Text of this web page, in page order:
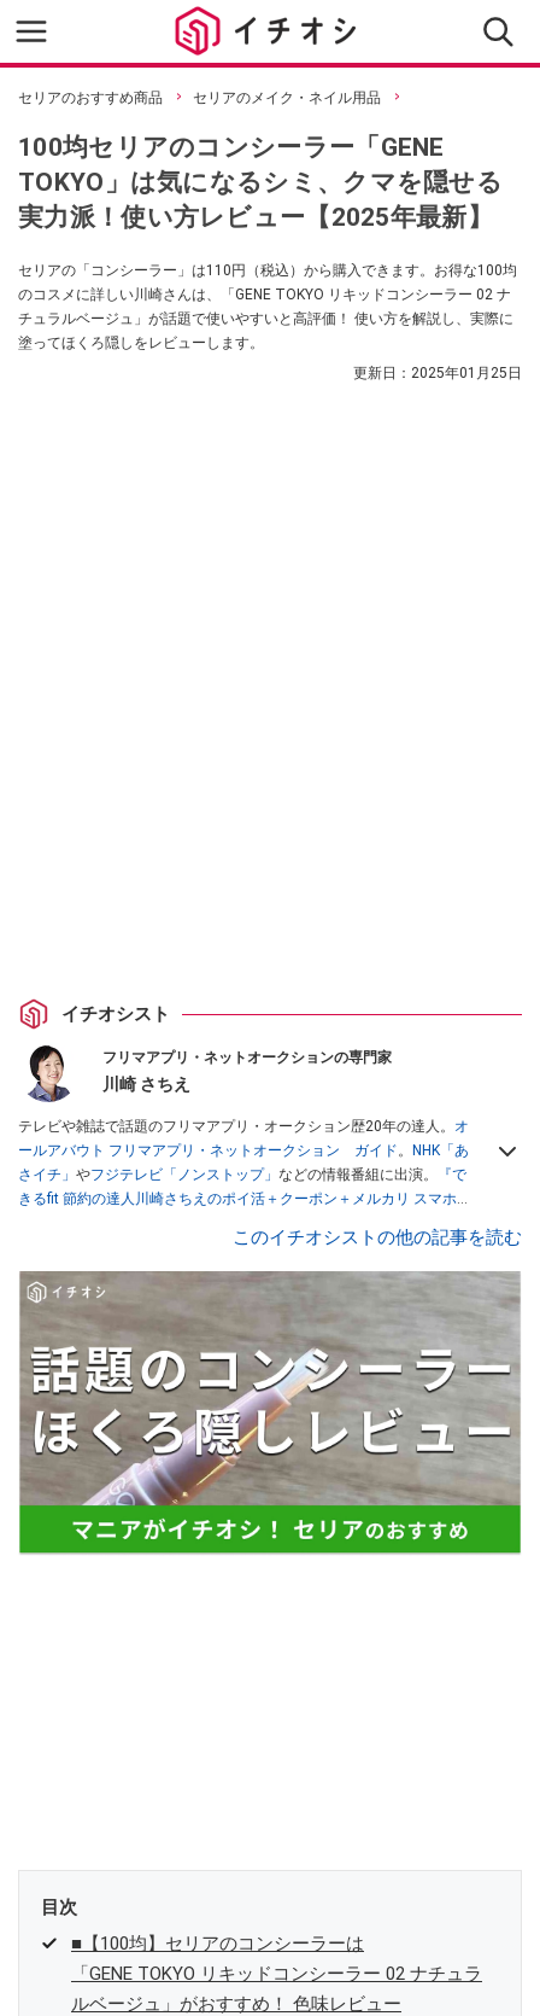
セリアのおすすめ商品 セリアのメイク・ネイル用品
100均セリアのコンシーラー「GENE
TOKYO」は気になるシミ、クマを隠せる
実力派！使い方レビュー【2025年最新】
セリアの「コンシーラー」は110円（税込）から購入できます。お得な100均
のコスメに詳しい川崎さんは、「GENE TOKYO リキッドコンシーラー 02 ナ
チュラルベージュ」が話題で使いやすいと高評価！ 使い方を解説し、実際に
塗ってほくろ隠しをレビューします。
更新日： 2025年01月25日
イチオシスト
フリマアプリ・ネットオークションの専門家
川崎 さちえ
テレビや雑誌で話題のフリマアプリ・オークション歴20年の達人。 オ
ールアバウト フリマアプリ・ネットオークション ガイド。
NHK「あ
さイチ」 やフジテレビ「ノンストップ」 などの情報番組に出演。
『で
きるfit 節約の達人川崎さちえのポイ活＋クーポン＋メルカリ スマホで
スマホ1つでスキマ時間に効率的に稼ぐ！』（翔泳社刊） ほか著書多
数。ブログは「川崎さちえのごちゃまぜ日記」。
■経歴：2003年、夫が子育てをするために、突然会社を辞める。翌月
からの給料が０円になり、家にいながら、しかも空いた時間でできる
オークションに目をつける。しかし、取引の仕方がわからずに、まず
は落札者として参加。その後、出品者側にまわり、家の中の物を出品
しまくる。出品する物がほぼなくなってからは、仕入れを経験。ネッ
トオークションを生活の一部に取り入れるべく、「ネットオークショ
ンやフリマアプリは生活のインフラになる」という考えを持つ。また
消費税増税の社会においては、ネットオークションやフリマアプリが
家計の救世主になりえると考え、業者とは違う視点でユーザーとして
このイチオシストの他の記事を読む
目次
■【100均】セリアのコンシーラーは
「GENE TOKYO リキッドコンシーラー 02 ナチュラ
ルベージュ」がおすすめ！ 色味レビュー